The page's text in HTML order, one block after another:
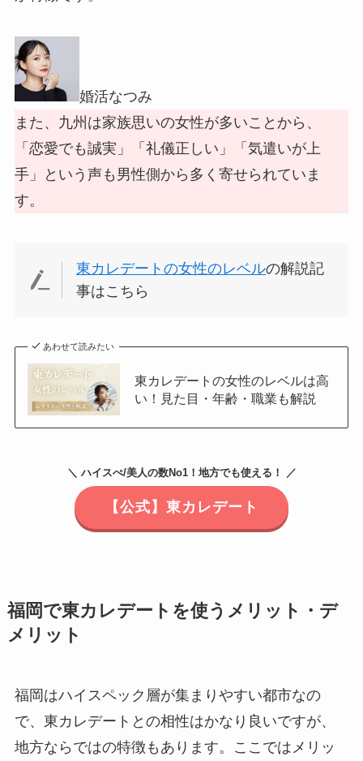
婚活なつみ
また、九州は家族思いの女性が多いことから、
「恋愛でも誠実」「礼儀正しい」「気遣いが上
手」という声も男性側から多く寄せられていま
す。
東カレデートの女性のレベルの解説記
事はこちら
あわせて読みたい
東カレデートの女性のレベルは高
い！見た目・年齢・職業も解説
＼ ハイスぺ/美人の数No1！地方でも使える！ ／
【公式】東カレデート
福岡で東カレデートを使うメリット・デ
メリット
福岡はハイスペック層が集まりやすい都市なの
で、東カレデートとの相性はかなり良いですが、
地方ならではの特徴もあります。ここではメリッ